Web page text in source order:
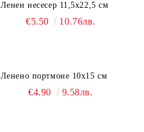
Ленен несесер 11,5х22,5 см
€5.50 10.76лв.
Ленено портмоне 10х15 см
€4.90 9.58лв.